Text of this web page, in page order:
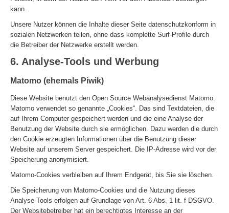
kann.
Unsere Nutzer können die Inhalte dieser Seite datenschutzkonform in
sozialen Netzwerken teilen, ohne dass komplette Surf-Profile durch
die Betreiber der Netzwerke erstellt werden.
6. Analyse-Tools und Werbung
Matomo (ehemals Piwik)
Diese Website benutzt den Open Source Webanalysedienst Matomo.
Matomo verwendet so genannte „Cookies“. Das sind Textdateien, die
auf Ihrem Computer gespeichert werden und die eine Analyse der
Benutzung der Website durch sie ermöglichen. Dazu werden die durch
den Cookie erzeugten Informationen über die Benutzung dieser
Website auf unserem Server gespeichert. Die IP-Adresse wird vor der
Speicherung anonymisiert.
Matomo-Cookies verbleiben auf Ihrem Endgerät, bis Sie sie löschen.
Die Speicherung von Matomo-Cookies und die Nutzung dieses
Analyse-Tools erfolgen auf Grundlage von Art. 6 Abs. 1 lit. f DSGVO.
Der Websitebetreiber hat ein berechtigtes Interesse an der